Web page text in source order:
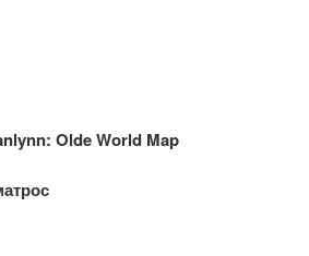
Olde World Map